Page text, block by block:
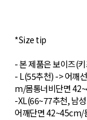
*Size tip
- 본 제품은 보이즈(
- L(55추천) -> 어깨
m/몸통너비단면
-XL(66~77추천, 남
어깨단면